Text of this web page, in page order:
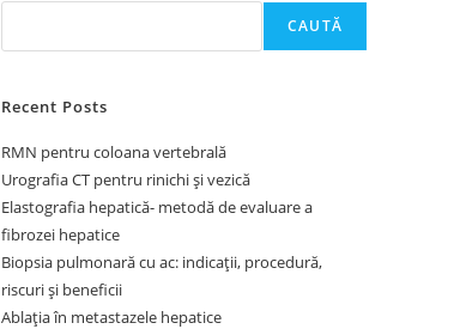
CAUTĂ
Recent Posts
RMN pentru coloana vertebrală
Urografia CT pentru rinichi și vezică
Elastografia hepatică- metodă de evaluare a
fibrozei hepatice
Biopsia pulmonară cu ac: indicații, procedură,
riscuri și beneficii
Ablația în metastazele hepatice